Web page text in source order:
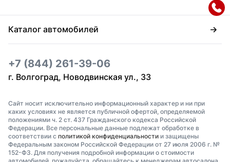
Каталог автомобилей
+7 (844) 261-39-06
г. Волгоград, Новодвинская ул., 33
Сайт носит исключительно информационный характер и ни при
каких условиях не является публичной офертой, определяемой
положениями ч. 2 ст. 437 Гражданского кодекса Российской
Федерации. Все персональные данные подлежат обработке в
соответствии с политикой конфиденциальности и защищены
Федеральным законом Российской Федерации от 27 июля 2006 г. №
152-ФЗ. Для получения подробной информации о стоимости